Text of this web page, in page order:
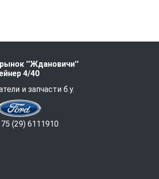
''Ждановичи''
4/40
и запчасти б.у.
(29) 6111910